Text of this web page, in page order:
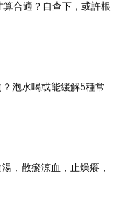
合適？自查下，或許根
泡水喝或能緩解5種常
，散瘀涼血，止燥癢，